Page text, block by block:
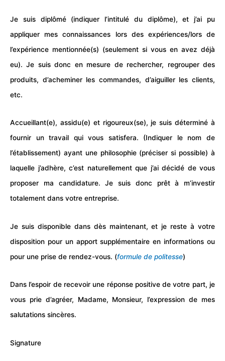
Je suis diplômé (indiquer l’intitulé du diplôme), et j’ai pu
appliquer mes connaissances lors des expériences/lors de
l’expérience mentionnée(s) (seulement si vous en avez déjà
eu). Je suis donc en mesure de rechercher, regrouper des
produits, d’acheminer les commandes, d’aiguiller les clients,
etc.
Accueillant(e), assidu(e) et rigoureux(se), je suis déterminé à
fournir un travail qui vous satisfera. (Indiquer le nom de
l’établissement) ayant une philosophie (préciser si possible) à
laquelle j’adhère, c’est naturellement que j’ai décidé de vous
proposer ma candidature. Je suis donc prêt à m’investir
totalement dans votre entreprise.
Je suis disponible dans dès maintenant, et je reste à votre
disposition pour un apport supplémentaire en informations ou
pour une prise de rendez-vous. (formule de politesse)
Dans l’espoir de recevoir une réponse positive de votre part, je
vous prie d’agréer, Madame, Monsieur, l’expression de mes
salutations sincères.
Signature